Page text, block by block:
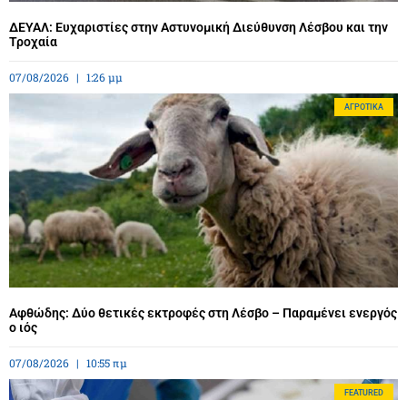
ΔΕΥΑΛ: Ευχαριστίες στην Αστυνομική Διεύθυνση Λέσβου και την
Τροχαία
07/08/2026 1:26 μμ
ΑΓΡΟΤΙΚΆ
Αφθώδης: Δύο θετικές εκτροφές στη Λέσβο – Παραμένει ενεργός
ο ιός
07/08/2026 10:55 πμ
FEATURED